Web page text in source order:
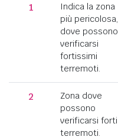
1
Indica la zona
più pericolosa,
dove possono
verificarsi
fortissimi
terremoti.
2
Zona dove
possono
verificarsi forti
terremoti.